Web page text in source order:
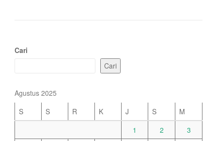
Cari
Cari
Agustus 2025
S
S R K J S
M
1
2
3